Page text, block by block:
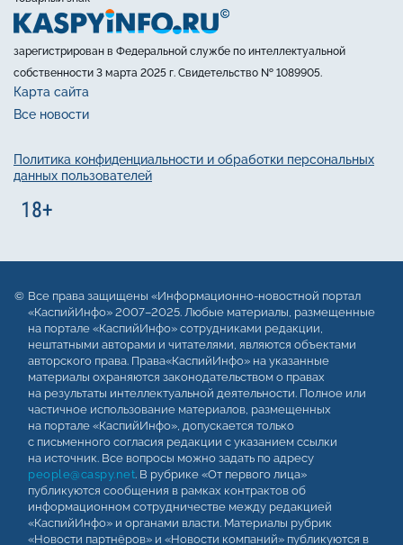
зарегистрирован в Федеральной службе по интеллектуальной
собственности 3 марта 2025 г. Свидетельство № 1089905.
Карта сайта
Все новости
Политика конфиденциальности и обработки персональных
данных пользователей
Все права защищены «Информационно-новостной портал
«КаспийИнфо» 2007–2025. Любые материалы, размещенные
на портале «КаспийИнфо» сотрудниками редакции,
нештатными авторами и читателями, являются объектами
авторского права. Права«КаспийИнфо» на указанные
материалы охраняются законодательством о правах
на результаты интеллектуальной деятельности. Полное или
частичное использование материалов, размещенных
на портале «КаспийИнфо», допускается только
с письменного согласия редакции с указанием ссылки
на источник. Все вопросы можно задать по адресу
people@caspy.net. В рубрике «От первого лица»
публикуются сообщения в рамках контрактов об
информационном сотрудничестве между редакцией
«КаспийИнфо» и органами власти. Материалы рубрик
«Новости партнёров» и «Новости компаний» публикуются в